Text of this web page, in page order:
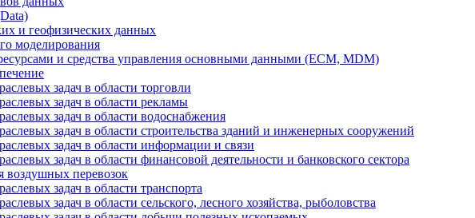
и геофизических данных
моделирования
и средства управления основными данными (ECM, MDM)
задач в области торговли
задач в области рекламы
задач в области водоснабжения
задач в области строительства зданий и инженерных сооружений
задач в области информации и связи
задач в области финансовой деятельности и банковского сектора
воздушных перевозок
задач в области транспорта
задач в области сельского, лесного хозяйства, рыболовства